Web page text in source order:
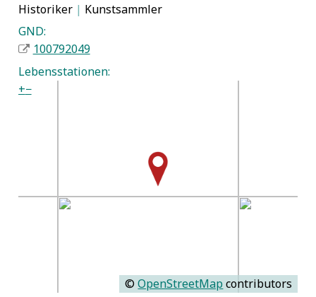
Historiker | Kunstsammler
GND:
100792049
Lebensstationen:
+−
©OpenStreetMap contributors